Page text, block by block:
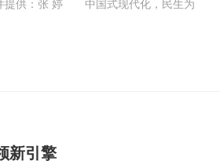
提供：张 婷 中国式现代化，民生为
新引擎